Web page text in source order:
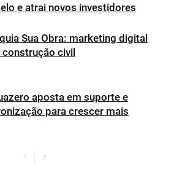
e atrai novos investidores
Sua Obra: marketing digital
construção civil
aposta em suporte e
para crescer mais